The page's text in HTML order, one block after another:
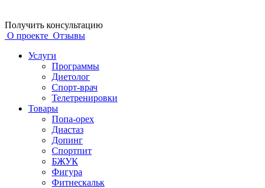
Получить консультацию
О проекте Отзывы
Услуги
Программы
Диетолог
Спорт-врач
Телетренировки
Товары
Попа-орех
Диастаз
Допинг
Спортпит
БЖУК
Фигура
Фитнескальк